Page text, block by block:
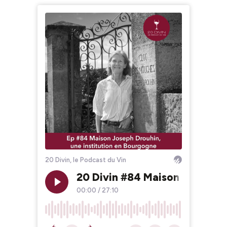
20 Divin, le Podcast du Vin
20 Divin #84 Maison Joseph
00:00 / 27:10